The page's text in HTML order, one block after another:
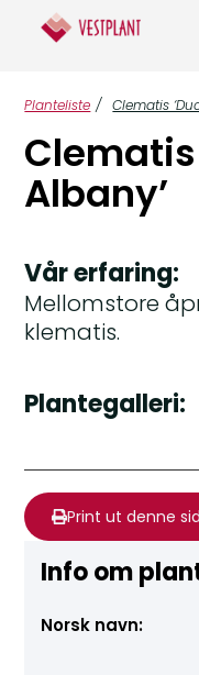
Planteliste / Clematis
Clematis
Albany’
Vår erfaring:
Mellomstore
klematis.
Plantegalleri:
Print ut denne
Info om
Norsk navn: